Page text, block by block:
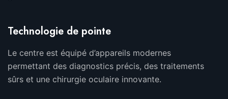
Technologie de pointe
Le centre est équipé d’appareils modernes
permettant des diagnostics précis, des traitements
sûrs et une chirurgie oculaire innovante.